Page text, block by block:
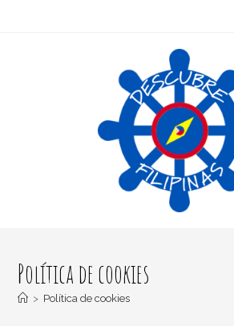
Política de cookies
> Política de cookies